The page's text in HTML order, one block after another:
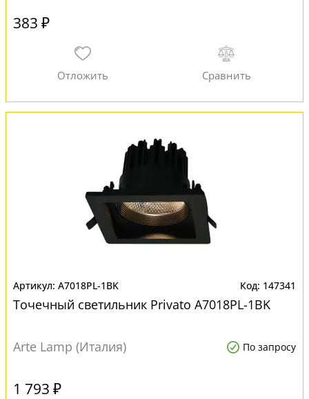
383 ₽
A7018PL-1BK 147341
Точечный светильник Privato A7018PL-1BK
Arte Lamp (Италия) По запросу
1 793 ₽